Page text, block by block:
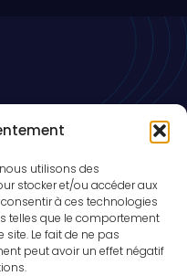
utilisons des
stocker et/ou accéder aux
à ces technologies
telles que le comportement
Le fait de ne pas
peut avoir un effet négatif
actuel!